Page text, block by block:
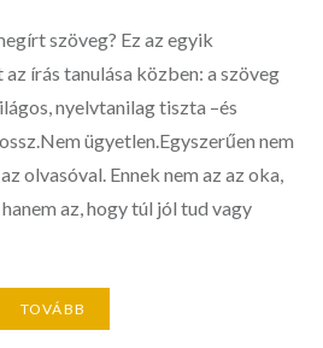
szöveg? Ez az egyik
írás tanulása közben: a szöveg
nyelvtanilag tiszta –és
ügyetlen.Egyszerűen nem
olvasóval. Ennek nem az az oka,
az, hogy túl jól tud vagy
TOVÁBB